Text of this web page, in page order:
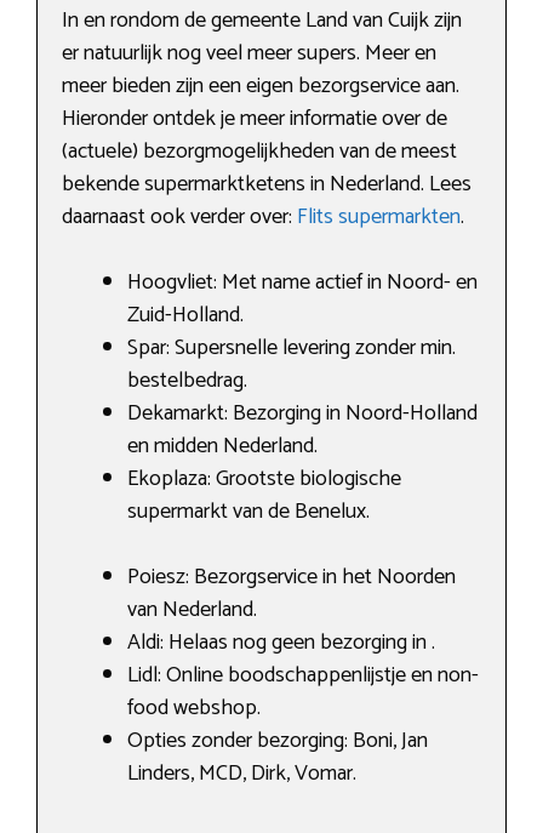
In en rondom de gemeente Land van Cuijk zijn
er natuurlijk nog veel meer supers. Meer en
meer bieden zijn een eigen bezorgservice aan.
Hieronder ontdek je meer informatie over de
(actuele) bezorgmogelijkheden van de meest
bekende supermarktketens in Nederland. Lees
daarnaast ook verder over: Flits supermarkten.
Hoogvliet: Met name actief in Noord- en
Zuid-Holland.
Spar: Supersnelle levering zonder min.
bestelbedrag.
Dekamarkt: Bezorging in Noord-Holland
en midden Nederland.
Ekoplaza: Grootste biologische
supermarkt van de Benelux.
Poiesz: Bezorgservice in het Noorden
van Nederland.
Aldi: Helaas nog geen bezorging in .
Lidl: Online boodschappenlijstje en non-
food webshop.
Opties zonder bezorging: Boni, Jan
Linders, MCD, Dirk, Vomar.